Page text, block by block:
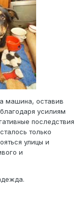
машина, оставив
усилиям
последствия
только
улицы и
и